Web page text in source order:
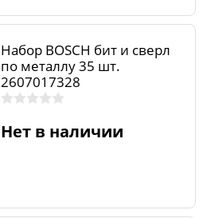
Набор BOSCH бит и сверл
по металлу 35 шт.
2607017328
Нет в наличии